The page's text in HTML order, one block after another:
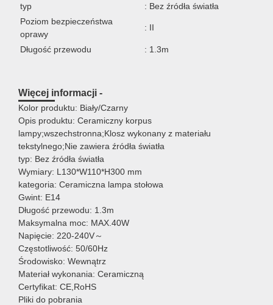
typ
: Bez źródła światła
Poziom bezpieczeństwa
oprawy
: II
Długość przewodu : 1.3m
Więcej informacji -
Kolor produktu: Biały/Czarny
Opis produktu: Ceramiczny korpus
lampy;wszechstronna;Klosz wykonany z materiału
tekstylnego;Nie zawiera źródła światła
typ: Bez źródła światła
Wymiary: L130*W110*H300 mm
kategoria: Ceramiczna lampa stołowa
Gwint: E14
Długość przewodu: 1.3m
Maksymalna moc: MAX.40W
Napięcie: 220-240V～
Częstotliwość: 50/60Hz
Środowisko: Wewnątrz
Materiał wykonania: Ceramiczną
Certyfikat: CE,RoHS
Pliki do pobrania